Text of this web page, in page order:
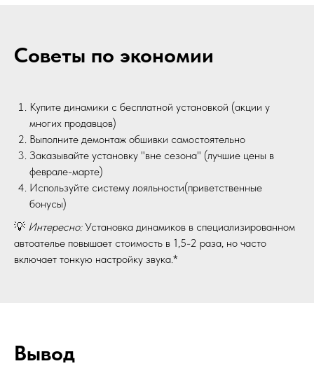
Советы по экономии
Купите динамики с бесплатной установкой (акции у
многих продавцов)
Выполните демонтаж обшивки самостоятельно
Заказывайте установку "вне сезона" (лучшие цены в
феврале-марте)
Используйте систему лояльности(приветственные
бонусы)
💡 Интересно:Установка динамиков в специализированном
автоателье повышает стоимость в 1,5-2 раза, но часто
включает тонкую настройку звука.*
Вывод